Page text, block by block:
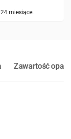
miesiące.
Zawartość